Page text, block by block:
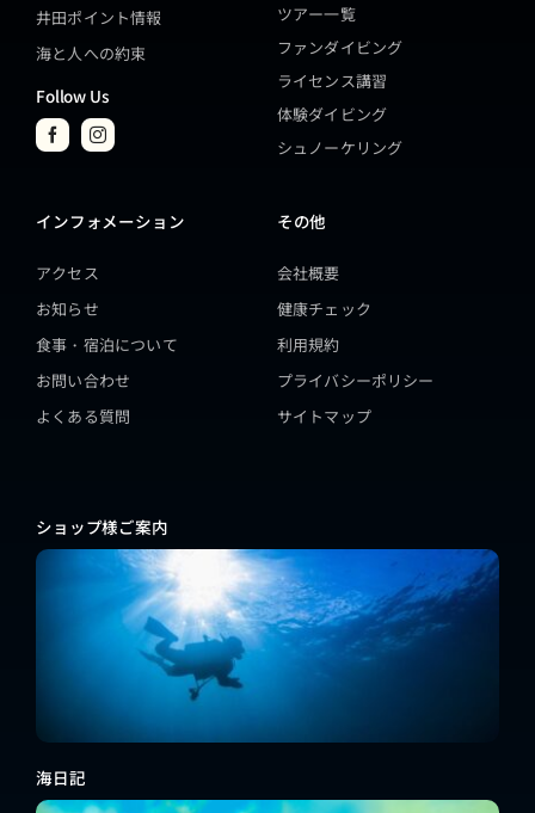
井田ポイント情報
海と人への約束
Follow Us
ツアー一覧
ファンダイビング
ライセンス講習
体験ダイビング
シュノーケリング
インフォメーション
アクセス
お知らせ
食事・宿泊について
お問い合わせ
よくある質問
その他
会社概要
健康チェック
利用規約
プライバシーポリシー
サイトマップ
ショップ様ご案内
海日記